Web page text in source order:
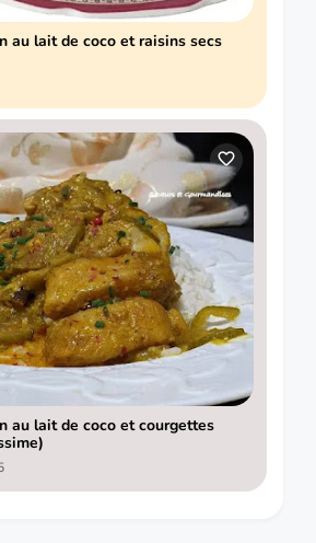
au lait de coco et raisins secs
au lait de coco et courgettes